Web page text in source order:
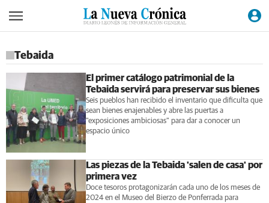
Tebaida
El primer catálogo patrimonial de la
Tebaida servirá para preservar sus bienes
Seis pueblos han recibido el inventario que dificulta que
sean bienes enajenables y abre las puertas a
"exposiciones ambiciosas" para dar a conocer un
espacio único
Las piezas de la Tebaida 'salen de casa' por
primera vez
Doce tesoros protagonizarán cada uno de los meses de
2024 en el Museo del Bierzo de Ponferrada para